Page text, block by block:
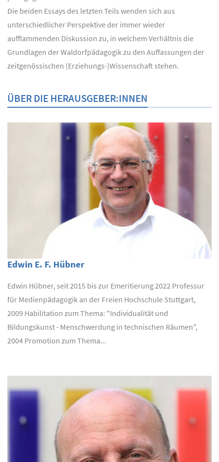
Die beiden Essays des letzten Teils wenden sich aus
unterschiedlicher Perspektive der immer wieder
aufflammenden Diskussion zu, in welchem Verhältnis die
Grundlagen der Waldorfpädagogik zu den Auffassungen der
zeitgenössischen (Erziehungs-)Wissenschaft stehen.
ÜBER DIE HERAUSGEBER:INNEN
Edwin E. F. Hübner
Edwin Hübner, seit 2015 bis zur Emeritierung 2022 Professur
für Medienpädagogik an der Freien Hochschule Stuttgart,
2009 Habilitation zum Thema: "Individualität und
Bildungskunst - Menschwerdung in technischen Räumen",
2004 Promotion zum Thema...